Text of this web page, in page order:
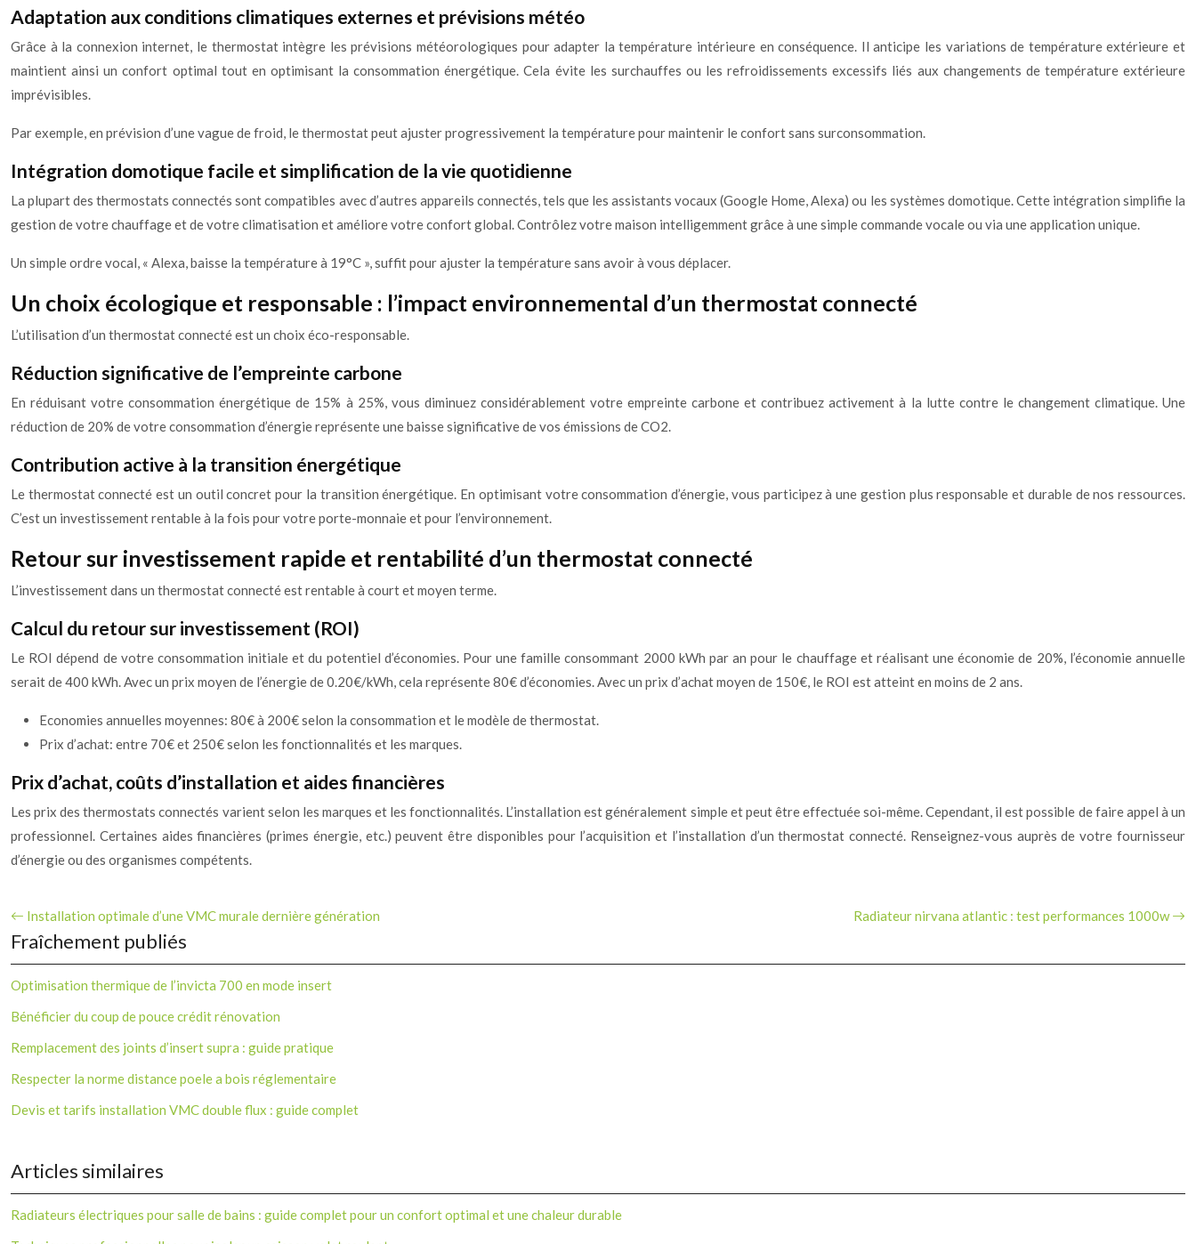
Adaptation aux conditions climatiques externes et prévisions météo
Grâce à la connexion internet, le thermostat intègre les prévisions météorologiques pour adapter la température intérieure en conséquence. Il anticipe les variations de température extérieure et
maintient ainsi un confort optimal tout en optimisant la consommation énergétique. Cela évite les surchauffes ou les refroidissements excessifs liés aux changements de température extérieure
imprévisibles.
Par exemple, en prévision d’une vague de froid, le thermostat peut ajuster progressivement la température pour maintenir le confort sans surconsommation.
Intégration domotique facile et simplification de la vie quotidienne
La plupart des thermostats connectés sont compatibles avec d’autres appareils connectés, tels que les assistants vocaux (Google Home, Alexa) ou les systèmes domotique. Cette intégration simplifie la
gestion de votre chauffage et de votre climatisation et améliore votre confort global. Contrôlez votre maison intelligemment grâce à une simple commande vocale ou via une application unique.
Un simple ordre vocal, « Alexa, baisse la température à 19°C », suffit pour ajuster la température sans avoir à vous déplacer.
Un choix écologique et responsable : l’impact environnemental d’un thermostat connecté
L’utilisation d’un thermostat connecté est un choix éco-responsable.
Réduction significative de l’empreinte carbone
En réduisant votre consommation énergétique de 15% à 25%, vous diminuez considérablement votre empreinte carbone et contribuez activement à la lutte contre le changement climatique. Une
réduction de 20% de votre consommation d’énergie représente une baisse significative de vos émissions de CO2.
Contribution active à la transition énergétique
Le thermostat connecté est un outil concret pour la transition énergétique. En optimisant votre consommation d’énergie, vous participez à une gestion plus responsable et durable de nos ressources.
C’est un investissement rentable à la fois pour votre porte-monnaie et pour l’environnement.
Retour sur investissement rapide et rentabilité d’un thermostat connecté
L’investissement dans un thermostat connecté est rentable à court et moyen terme.
Calcul du retour sur investissement (ROI)
Le ROI dépend de votre consommation initiale et du potentiel d’économies. Pour une famille consommant 2000 kWh par an pour le chauffage et réalisant une économie de 20%, l’économie annuelle
serait de 400 kWh. Avec un prix moyen de l’énergie de 0.20€/kWh, cela représente 80€ d’économies. Avec un prix d’achat moyen de 150€, le ROI est atteint en moins de 2 ans.
Economies annuelles moyennes: 80€ à 200€ selon la consommation et le modèle de thermostat.
Prix d’achat: entre 70€ et 250€ selon les fonctionnalités et les marques.
Prix d’achat, coûts d’installation et aides financières
Les prix des thermostats connectés varient selon les marques et les fonctionnalités. L’installation est généralement simple et peut être effectuée soi-même. Cependant, il est possible de faire appel à un
professionnel. Certaines aides financières (primes énergie, etc.) peuvent être disponibles pour l’acquisition et l’installation d’un thermostat connecté. Renseignez-vous auprès de votre fournisseur
d’énergie ou des organismes compétents.
Installation optimale d’une VMC murale dernière génération Radiateur nirvana atlantic : test performances 1000w
Fraîchement publiés
Optimisation thermique de l’invicta 700 en mode insert
Bénéficier du coup de pouce crédit rénovation
Remplacement des joints d’insert supra : guide pratique
Respecter la norme distance poele a bois réglementaire
Devis et tarifs installation VMC double flux : guide complet
Articles similaires
Radiateurs électriques pour salle de bains : guide complet pour un confort optimal et une chaleur durable